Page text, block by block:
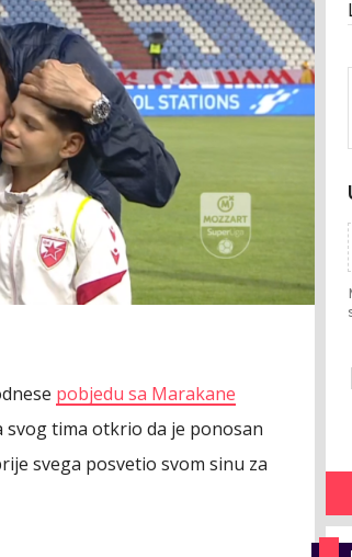
pobjedu sa Marakane
tima otkrio da je ponosan
svega posvetio svom sinu za